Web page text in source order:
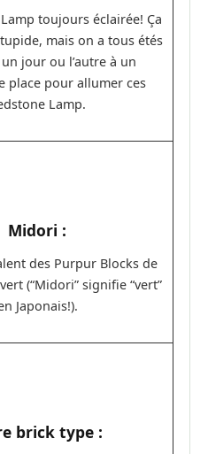
toujours éclairée! Ça
mais on a tous étés
jour ou l’autre à un
place pour allumer ces
Lamp.
Midori :
des Purpur Blocks de
(“Midori” signifie “vert”
Japonais!).
brick type :